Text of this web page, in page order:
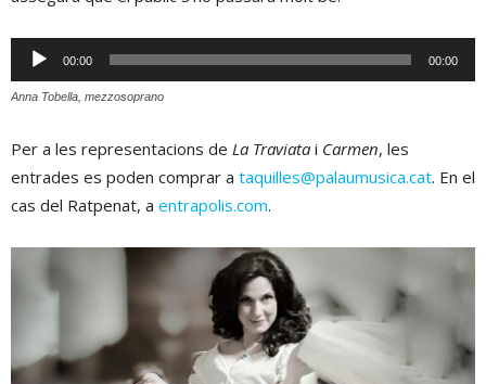
Reproductor
d'àudio
00:00 00:00
Anna Tobella, mezzosoprano
Per a les representacions de La Traviata i Carmen, les
entrades es poden comprar a taquilles@palaumusica.cat. En el
cas del Ratpenat, a entrapolis.com.